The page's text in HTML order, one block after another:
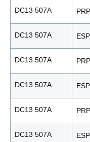
DC13 507A PRP
DC13 507A ESP
DC13 507A PRP
DC13 507A ESP
DC13 507A PRP
DC13 507A ESP